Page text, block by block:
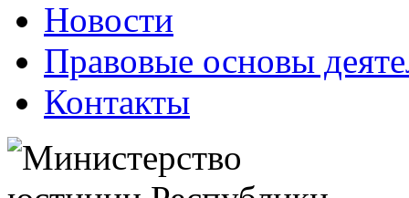
Новости
Правовые основы
Контакты